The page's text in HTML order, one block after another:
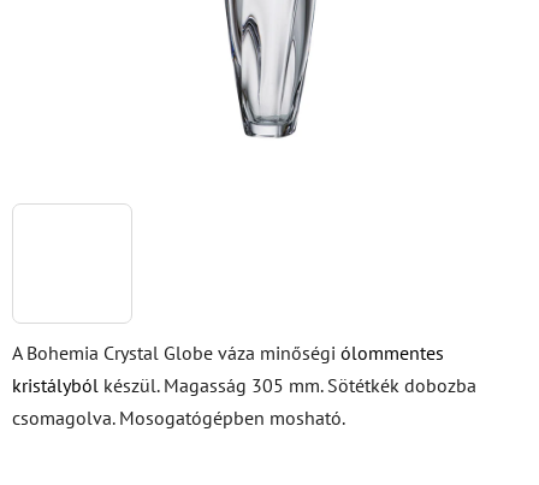
A Bohemia Crystal Globe váza minőségi ólommentes
kristályból készül. Magasság 305 mm. Sötétkék dobozba
csomagolva. Mosogatógépben mosható.